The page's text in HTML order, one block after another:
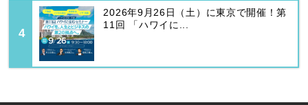
2026年9月26日（土）に東京で開催！第
11回 「ハワイに...